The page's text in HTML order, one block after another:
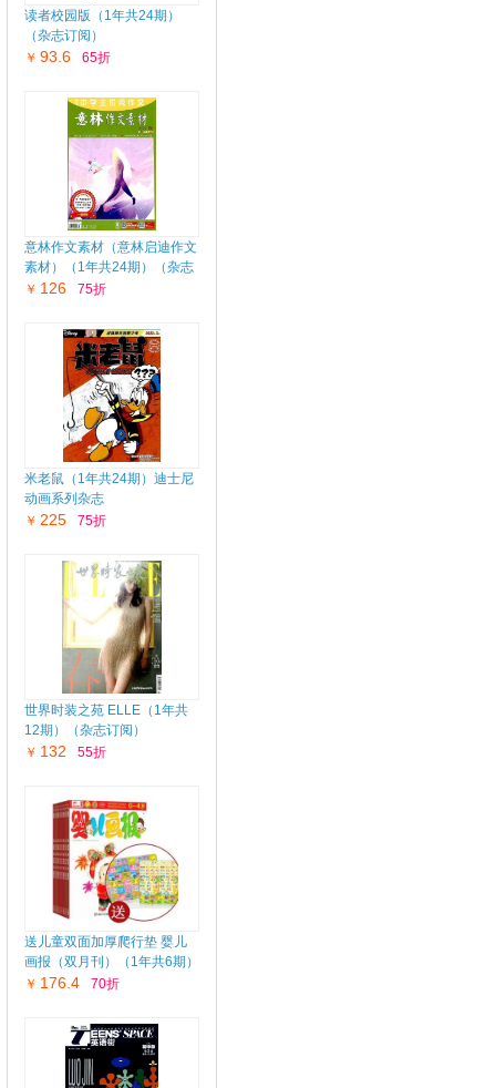
读者校园版（1年共24期）
（杂志订阅）
￥ 93.6 65折
意林作文素材（意林启迪作文
素材）（1年共24期）（杂志
订阅）
￥ 126 75折
米老鼠（1年共24期）迪士尼
动画系列杂志
￥ 225 75折
世界时装之苑 ELLE（1年共
12期）（杂志订阅）
￥ 132 55折
送儿童双面加厚爬行垫 婴儿
画报（双月刊）（1年共6期）
￥ 176.4 70折